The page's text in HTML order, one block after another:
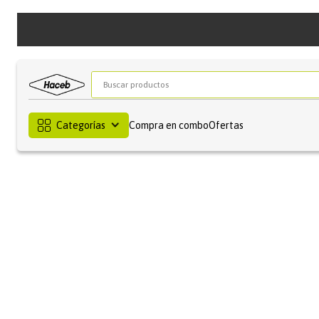
Buscar productos
Categorías Compra en comboOfertas